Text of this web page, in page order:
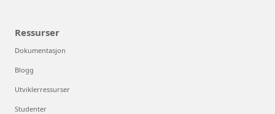
Ressurser
Dokumentasjon
Blogg
Utviklerressurser
Studenter